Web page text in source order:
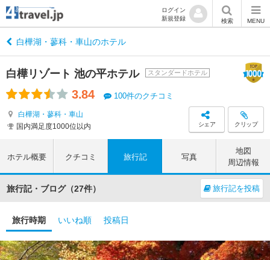
ログイン
新規登録
検索 MENU
白樺湖・蓼科・車山のホテル
白樺リゾート 池の平ホテル スタンダードホテル
3.84 100件のクチコミ
白樺湖・蓼科・車山
国内満足度1000位以内
シェア クリップ
ホテル概要 クチコミ 旅行記 写真
地図
周辺情報
旅行記・ブログ（27件） 旅行記を投稿
旅行時期 いいね順 投稿日